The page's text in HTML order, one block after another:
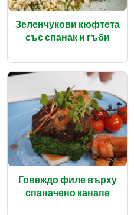
Зеленчукови кюфтета
със спанак и гъби
Говеждо филе върху
спаначено канапе